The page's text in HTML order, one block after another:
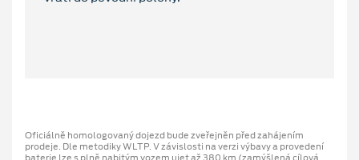
Oficiálně homologovaný dojezd bude zveřejněn před zahájením
prodeje. Dle metodiky WLTP. V závislosti na verzi výbavy a provedení